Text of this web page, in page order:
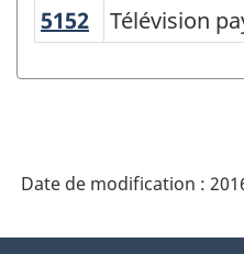
du
de
l'enquête
5152 Télévision
Télévision
Date de modification :